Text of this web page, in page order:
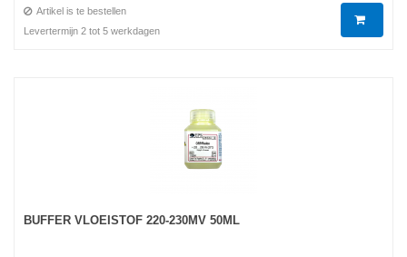
Artikel is te bestellen
Levertermijn 2 tot 5 werkdagen
BUFFER VLOEISTOF 220-230MV 50ML